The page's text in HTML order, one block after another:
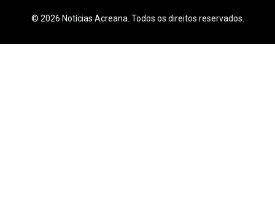
© 2026 Notícias Acreana. Todos os direitos reservados.